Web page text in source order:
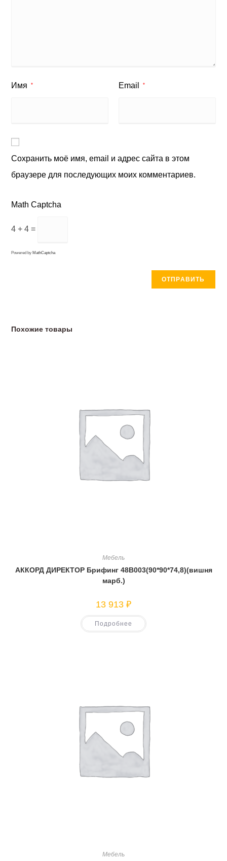
Имя * Email *
Сохранить моё имя, email и адрес сайта в этом
браузере для последующих моих комментариев.
Math Captcha
4 + 4 =
Powered by MathCaptcha
Похожие товары
Мебель
АККОРД ДИРЕКТОР Брифинг 48В003(90*90*74,8)(вишня
марб.)
13 913 ₽
Подробнее
Мебель